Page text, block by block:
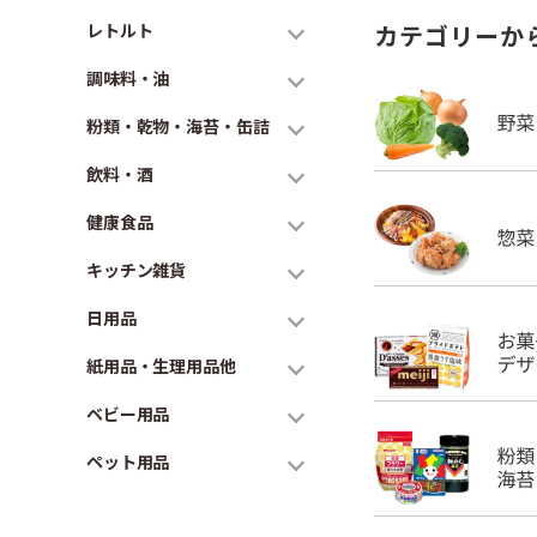
レトルト
調味料・油
粉類・乾物・海苔・缶詰
飲料・酒
健康食品
キッチン雑貨
日用品
紙用品・生理用品他
ベビー用品
ペット用品
カテゴリーか